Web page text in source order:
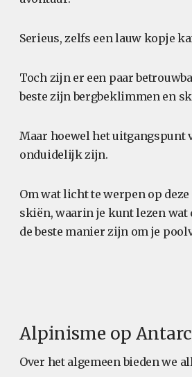
Serieus, zelfs een lauw kopje
Toch zijn er een paar
beste zijn bergbeklimmen en
Maar hoewel het uitgangspunt
onduidelijk zijn.
Om wat licht te werpen op
skiën, waarin je kunt lezen wat
de beste manier zijn om je
Alpinisme op
Over het algemeen bieden we